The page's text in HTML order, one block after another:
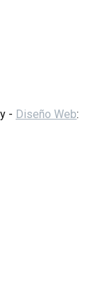
- Diseño Web: